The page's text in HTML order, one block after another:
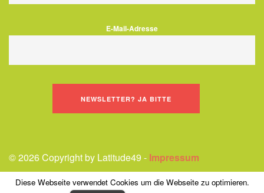
E-Mail-Adresse
© 2026 Copyright by Latitude49 - Impressum
Diese Webseite verwendet Cookies um die Webseite zu optimieren.